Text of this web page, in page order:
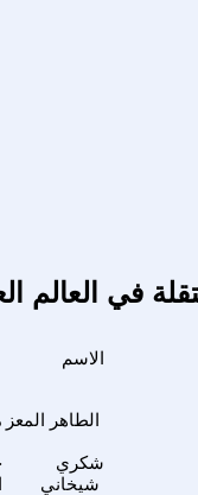
في العالم
الاسم
الطاهر المعز
شكري
شيخاني